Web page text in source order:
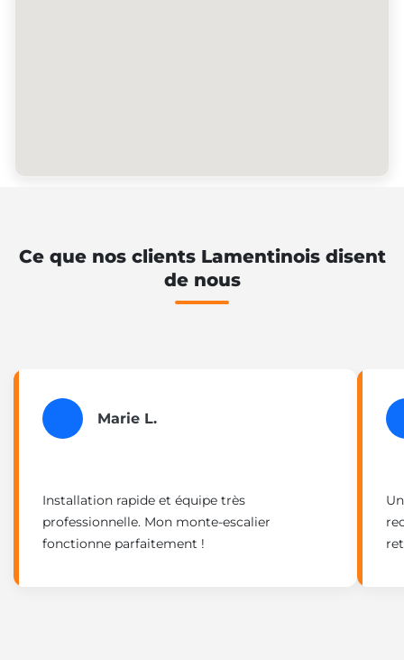
Ce que nos clients Lamentinois disent
de nous
Marie L.
Installation rapide et équipe très
professionnelle. Mon monte-escalier
fonctionne parfaitement !